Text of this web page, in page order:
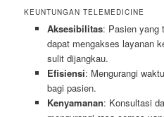
KEUNTUNGAN TELEMEDICINE
Aksesibilitas: Pasien yang
dapat mengakses layanan
sulit dijangkau.
Efisiensi: Mengurangi
bagi pasien.
Kenyamanan: Konsultasi